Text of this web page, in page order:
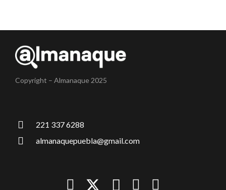
Copyright – Almanaque 2025
221 337 6288
almanaquepuebla@gmail.com